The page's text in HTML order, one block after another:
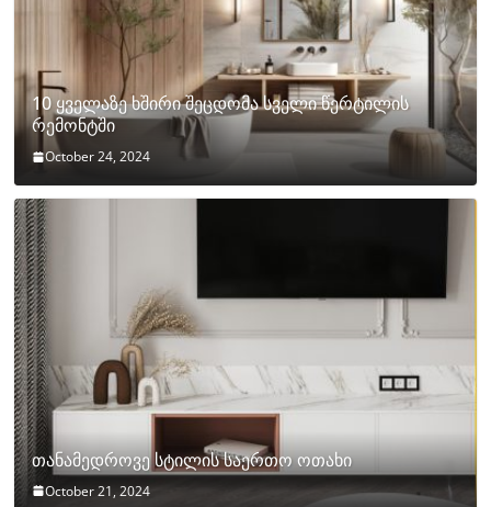
10 ყველაზე ხშირი შეცდომა სველი წერტილის
რემონტში
October 24, 2024
თანამედროვე სტილის საერთო ოთახი
October 21, 2024